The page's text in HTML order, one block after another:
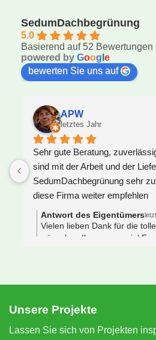
SedumDachbegrünung
5.0
Basierend auf 52 Bewertungen
powered by Goog e
bewerten Sie uns auf
APW
letztes Jahr
Sehr gute Beratung,
sind mit der Arbeit und der
SedumDachbegrünung sehr
diese Firma weiter empfehlen
Antwort des Eigentümers
Vielen lieben Dank für die
wünschen Ihnen ganz viel
Unsere Projekte
Lassen Sie sich von Projekten